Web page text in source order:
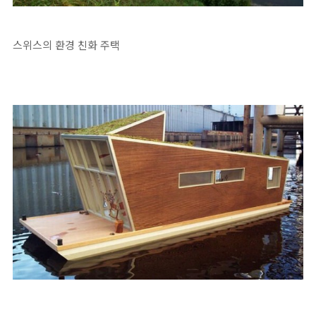
스위스의 환경 친화 주택